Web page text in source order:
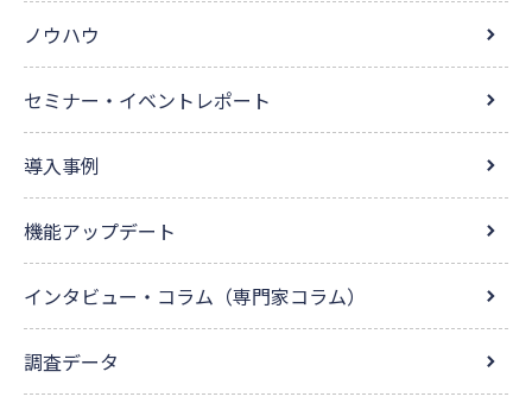
ノウハウ
セミナー・イベントレポート
導入事例
機能アップデート
インタビュー・コラム（専門家コラム）
調査データ